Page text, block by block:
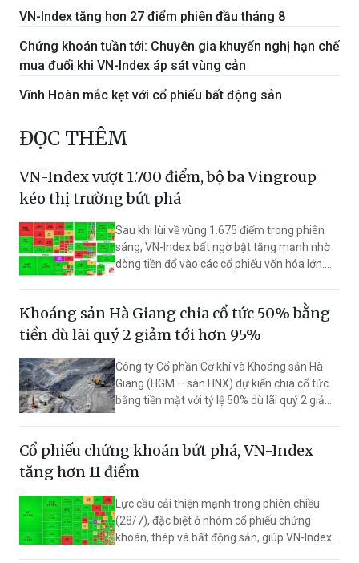
VN-Index tăng hơn 27 điểm phiên đầu tháng 8
Chứng khoán tuần tới: Chuyên gia khuyến nghị hạn chế
mua đuổi khi VN-Index áp sát vùng cản
Vĩnh Hoàn mắc kẹt với cổ phiếu bất động sản
ĐỌC THÊM
VN-Index vượt 1.700 điểm, bộ ba Vingroup
kéo thị trường bứt phá
Sau khi lùi về vùng 1.675 điểm trong phiên
sáng, VN-Index bất ngờ bật tăng mạnh nhờ
dòng tiền đổ vào các cổ phiếu vốn hóa lớn.
trường, còn nhóm ngân hàng vẫn phân hóa.
Khoáng sản Hà Giang chia cổ tức 50% bằng
tiền dù lãi quý 2 giảm tới hơn 95%
Công ty Cổ phần Cơ khí và Khoáng sản Hà
Giang (HGM – sàn HNX) dự kiến chia cổ tức
bằng tiền mặt với tỷ lệ 50% dù lãi quý 2 giảm
Cổ phiếu chứng khoán bứt phá, VN-Index
tăng hơn 11 điểm
Lực cầu cải thiện mạnh trong phiên chiều
(28/7), đặc biệt ở nhóm cổ phiếu chứng
khoán, thép và bất động sản, giúp VN-Index